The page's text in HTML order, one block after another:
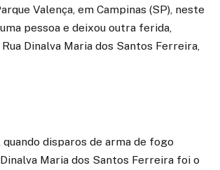
Valença, em Campinas (SP), neste
pessoa e deixou outra ferida,
Dinalva Maria dos Santos Ferreira,
disparos de arma de fogo
Maria dos Santos Ferreira foi o